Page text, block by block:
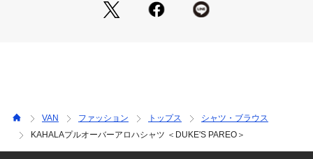
期の柄で飽きのこない名品です。
ようになり、70年以上経った今でも「アロハシャツの老舗」と
して世界中のロコ達に愛されているブランドです。
ハワイのトラディショナルであり、ワイキキのビーチボーイズ
VAN ファッション トップス
シャツ・ブラウス
KAHALAプルオーバーアロハシャツ ＜DUKE'S PAREO＞